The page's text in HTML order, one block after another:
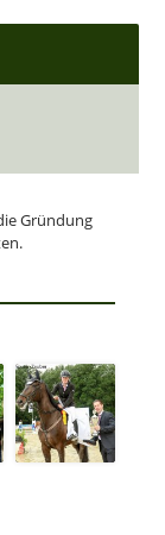
Gründung